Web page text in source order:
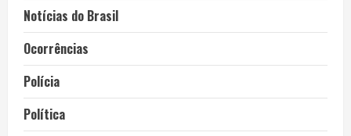
Notícias do Brasil
Ocorrências
Polícia
Política